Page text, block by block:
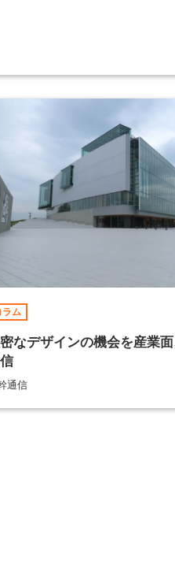
ラム
なデザインの機会を産業
通信